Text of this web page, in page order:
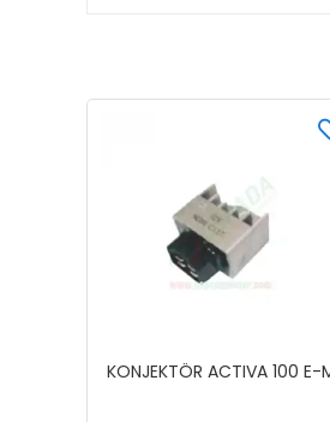
KONJEKTÖR ACTIVA 100 E-